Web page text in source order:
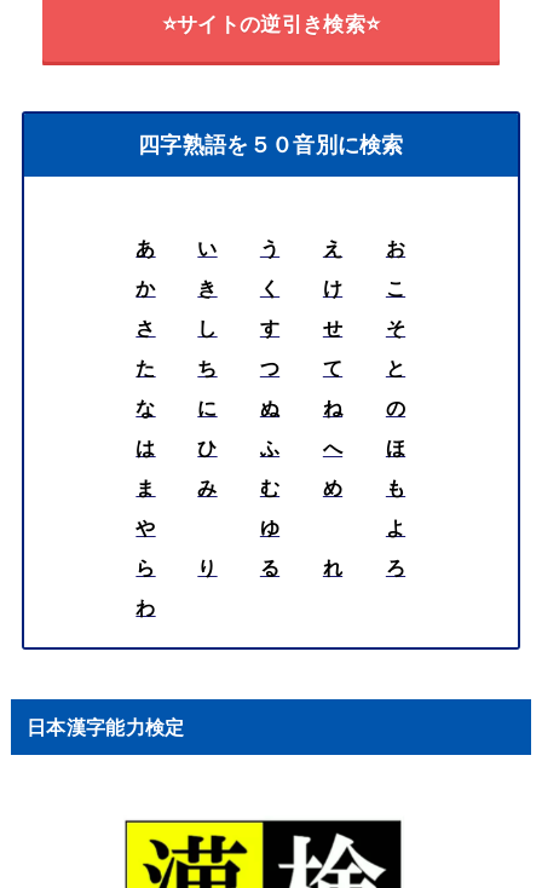
⭐サイトの逆引き検索⭐
四字熟語を５０音別に検索
あ い う え
お
か
き く け
こ
さ
し す せ
そ
た
ち つ て
と
な
に ぬ ね
の
は
ひ ふ へ
ほ
ま
み む め
も
や
ゆ
よ
ら
り る れ
ろ
わ
日本漢字能力検定